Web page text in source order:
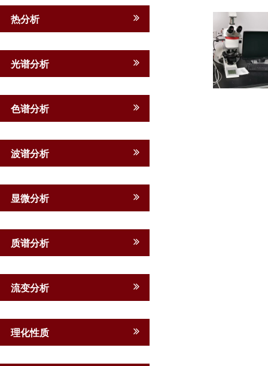
热分析
光谱分析
色谱分析
波谱分析
显微分析
质谱分析
流变分析
理化性质